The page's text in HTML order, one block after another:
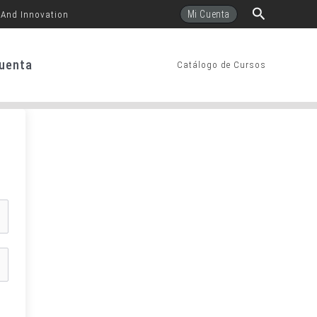
Innovation Mi Cuenta Buscar
Catálogo de Cursos